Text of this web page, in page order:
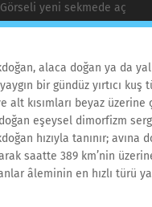
Görseli yeni sekmede aç
alaca doğan ya da
bir gündüz yırtıcı kuş
alt kısımları beyaz
eşeysel dimorfizm
hızıyla tanınır; avına
saatte 389 km’nin
âleminin en hızlı türü